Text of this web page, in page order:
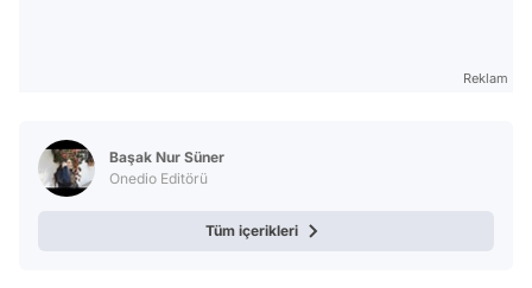
Reklam
Başak Nur Süner
Onedio Editörü
Tüm içerikleri